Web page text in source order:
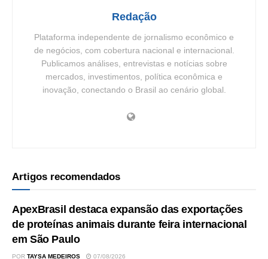
Redação
Plataforma independente de jornalismo econômico e
de negócios, com cobertura nacional e internacional.
Publicamos análises, entrevistas e notícias sobre
mercados, investimentos, política econômica e
inovação, conectando o Brasil ao cenário global.
Artigos recomendados
ApexBrasil destaca expansão das exportações
de proteínas animais durante feira internacional
em São Paulo
POR TAYSA MEDEIROS 07/08/2026